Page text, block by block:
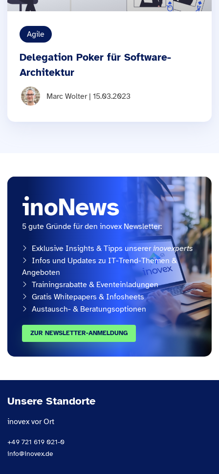
Agile
Delegation Poker für Software-
Architektur
Marc Wolter | 15.03.2023
inoNews
5 gute Gründe für den inovex Newsletter:
Exklusive Insights & Tipps unserer inovexperts
Infos und Updates zu IT-Trend-Themen &
Angeboten
Trainingsrabatte & Eventeinladungen
Gratis Whitepapers & Infosheets
Austausch- & Beratungsoptionen
ZUR NEWSLETTER-ANMELDUNG
Unsere Standorte
inovex vor Ort
+49 721 619 021-0
info@inovex.de